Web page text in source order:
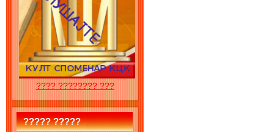
???? ???????? ???
????? ?????